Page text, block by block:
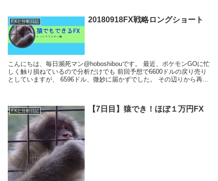
FXと分析日記 20180918FX戦略ロングショート
こんにちは、毎日瀕死マン@hoboshibouです。 最近、ポケモンGOに忙
しく触り損ねているので分析だけでも 前回予想で6600ドルの戻り売り
としていますが、 6596ドル、微妙に届かずでした。 その辺りから再び
FXと分析日記 【7日目】猿でき！ほぼ１万円FX